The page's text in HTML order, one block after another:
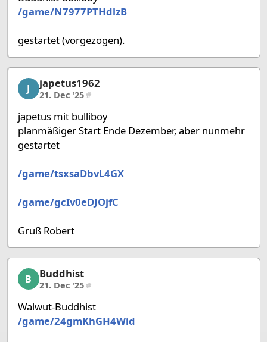
/game/N7977PTHdlzB
gestartet (vorgezogen).
japetus1962, 29/58, 21. Dec '25
J japetus1962
21. Dec '25#
japetus mit bulliboy
planmäßiger Start Ende Dezember, aber nunmehr
gestartet
/game/tsxsaDbvL4GX
/game/gcIv0eDJOjfC
Gruß Robert
Buddhist, 30/58, 21. Dec '25
B Buddhist
21. Dec '25#
Walwut-Buddhist
/game/24gmKhGH4Wid